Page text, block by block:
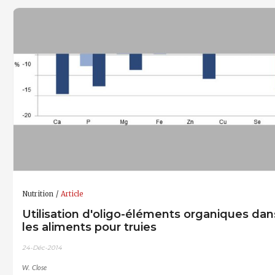
Nutrition Article
Utilisation d'oligo-éléments organiques
les aliments pour truies
24-Déc-2014
W. Close